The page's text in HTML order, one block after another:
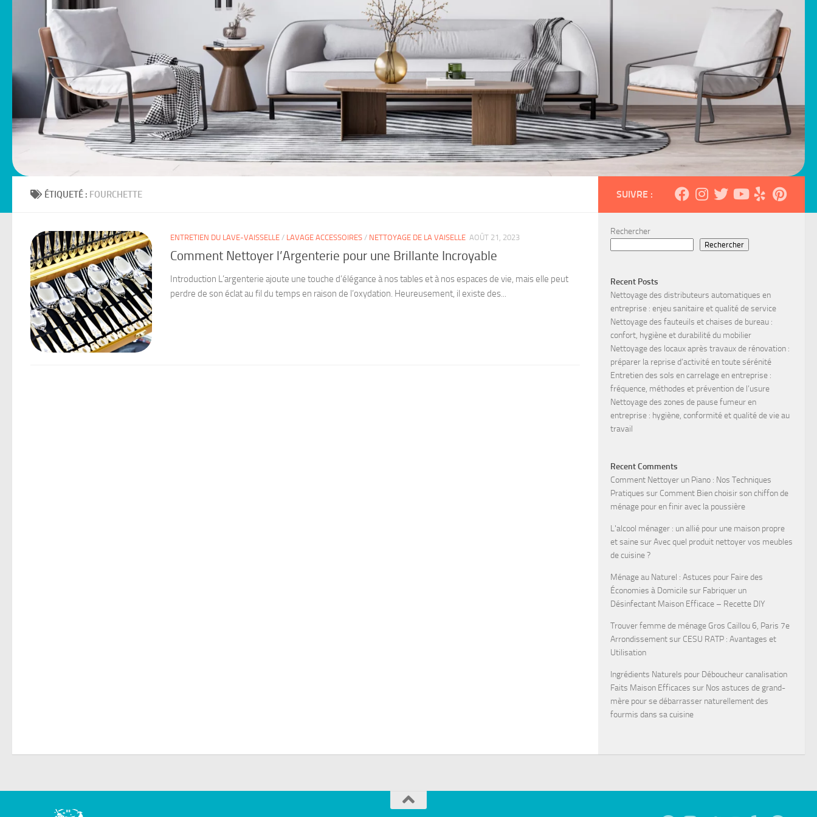
ÉTIQUETÉ : FOURCHETTE
ENTRETIEN DU LAVE-VAISSELLE / LAVAGE ACCESSOIRES / NETTOYAGE DE LA VAISELLE AOÛT 21, 2023
Comment Nettoyer l’Argenterie pour une Brillante Incroyable
Introduction L’argenterie ajoute une touche d’élégance à nos tables et à nos espaces de vie, mais elle peut
perdre de son éclat au fil du temps en raison de l’oxydation. Heureusement, il existe des...
SUIVRE :
Rechercher
Rechercher
Recent Posts
Nettoyage des distributeurs automatiques en
entreprise : enjeu sanitaire et qualité de service
Nettoyage des fauteuils et chaises de bureau :
confort, hygiène et durabilité du mobilier
Nettoyage des locaux après travaux de rénovation :
préparer la reprise d’activité en toute sérénité
Entretien des sols en carrelage en entreprise :
fréquence, méthodes et prévention de l’usure
Nettoyage des zones de pause fumeur en
entreprise : hygiène, conformité et qualité de vie au
travail
Recent Comments
Comment Nettoyer un Piano : Nos Techniques
Pratiques sur Comment Bien choisir son chiffon de
ménage pour en finir avec la poussière
L'alcool ménager : un allié pour une maison propre
et sainesurAvec quel produit nettoyer vos meubles
de cuisine ?
Ménage au Naturel : Astuces pour Faire des
Économies à Domicilesur Fabriquer un
Désinfectant Maison Efficace – Recette DIY
Trouver femme de ménage Gros Caillou 6, Paris 7e
Arrondissementsur CESU RATP : Avantages et
Utilisation
Ingrédients Naturels pour Déboucheur canalisation
Faits Maison Efficaces sur Nos astuces de grand-
mère pour se débarrasser naturellement des
fourmis dans sa cuisine